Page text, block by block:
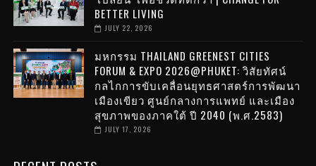
BETTER LIVING
JULY 22, 2026
มหกรรม THAILAND GREENEST CITIES
FORUM & EXPO 2026@PHUKET: วิสัยทัศน์
กลไกการขับเคลื่อนยุทธศาสตร์การพัฒนา
เมืองเขียว ศูนย์กลางการแพทย์ และเมือง
สุขภาพของภาคใต้ ปี 2040 (พ.ศ.2583)
JULY 17, 2026